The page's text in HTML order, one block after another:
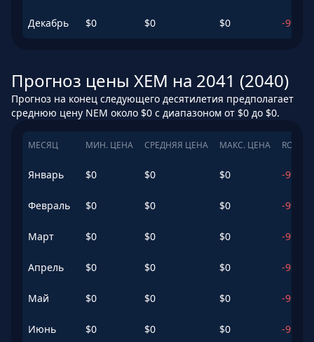
Декабрь $0 $0 $0 -99.31
Прогноз цены XEM на 2041 (2040)
Прогноз на конец следующего десятилетия предполагает
среднюю цену NEM около $0 с диапазоном от $0 до $0.
МЕСЯЦ МИН. ЦЕНА СРЕДНЯЯ ЦЕНА МАКС. ЦЕНА ROI
Январь $0 $0 $0 -99.93
Февраль $0 $0 $0 -99.92
Март $0 $0 $0 -99.92
Апрель $0 $0 $0 -99.94
Май $0 $0 $0 -99.94
Июнь $0 $0 $0 -99.94